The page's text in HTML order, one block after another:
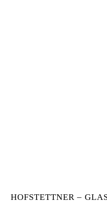
HOFSTETTNER –